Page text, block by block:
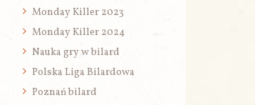
Monday Killer 2023
Monday Killer 2024
Nauka gry w bilard
Polska Liga Bilardowa
Poznań bilard